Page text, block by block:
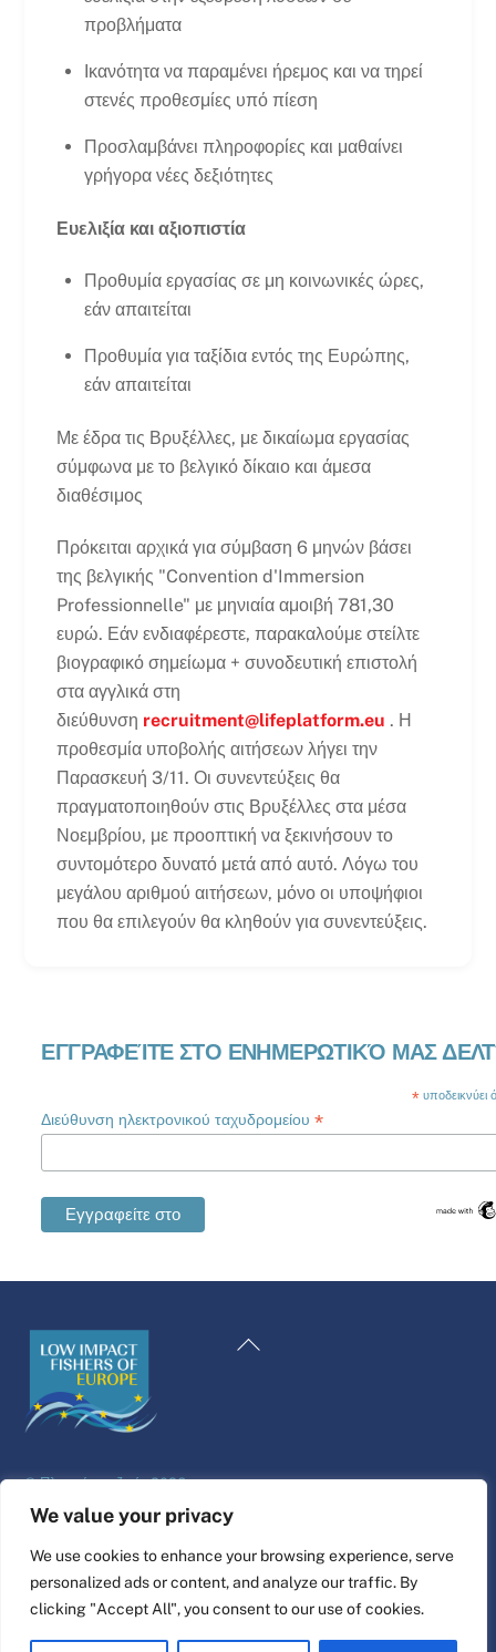
We value your privacy
We use cookies to enhance your browsing experience, serve
personalized ads or content, and analyze our traffic. By
clicking "Accept All", you consent to our use of cookies.
προβλήματα
Ικανότητα να παραμένει ήρεμος και να τηρεί
στενές προθεσμίες υπό πίεση
Προσλαμβάνει πληροφορίες και μαθαίνει
γρήγορα νέες δεξιότητες
Ευελιξία και αξιοπιστία
Προθυμία εργασίας σε μη κοινωνικές ώρες,
εάν απαιτείται
Προθυμία για ταξίδια εντός της Ευρώπης,
εάν απαιτείται
Με έδρα τις Βρυξέλλες, με δικαίωμα εργασίας
σύμφωνα με το βελγικό δίκαιο και άμεσα
διαθέσιμος
Πρόκειται αρχικά για σύμβαση 6 μηνών βάσει
της βελγικής "Convention d'Immersion
Professionnelle" με μηνιαία αμοιβή 781,30
ευρώ. Εάν ενδιαφέρεστε, παρακαλούμε στείλτε
βιογραφικό σημείωμα + συνοδευτική επιστολή
στα αγγλικά στη
διεύθυνση recruitment@lifeplatform.eu . Η
προθεσμία υποβολής αιτήσεων λήγει την
Παρασκευή 3/11. Οι συνεντεύξεις θα
πραγματοποιηθούν στις Βρυξέλλες στα μέσα
Νοεμβρίου, με προοπτική να ξεκινήσουν το
συντομότερο δυνατό μετά από αυτό. Λόγω του
μεγάλου αριθμού αιτήσεων, μόνο οι υποψήφιοι
που θα επιλεγούν θα κληθούν για συνεντεύξεις.
ΕΓΓΡΑΦΕΊΤΕ ΣΤΟ ΕΝΗΜΕΡΩΤΙΚΌ ΜΑΣ
* υποδεικνύει
Διεύθυνση ηλεκτρονικού ταχυδρομείου*
Επιστροφή
©Πλατφόρμα ζωής2026
Σχεδιασμός και κατασκευή ιστοσελίδας από
Συνδέστε το
English
Croatian
Dutch
Swedish